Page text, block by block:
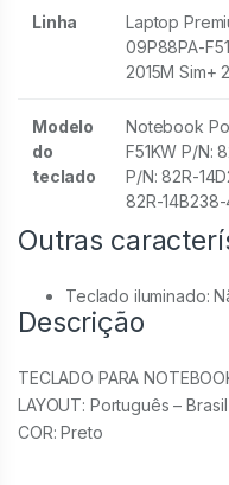
Linha
Laptop
09P88PA-
2015M Sim+
Modelo
do
teclado
Notebook
F51KW P/N:
P/N: 82R-
82R-14B238-
Outras
Teclado iluminado:
Descrição
TECLADO PARA
LAYOUT: Português – Brasil
COR: Preto